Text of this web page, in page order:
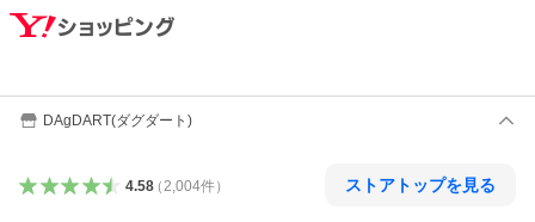
DAgDART(ダグダート)
4.58（ 2,004件） ストアトップを見る